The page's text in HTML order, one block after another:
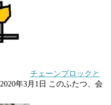
チェーンブロックと
2020年3月1日 このふたつ、会